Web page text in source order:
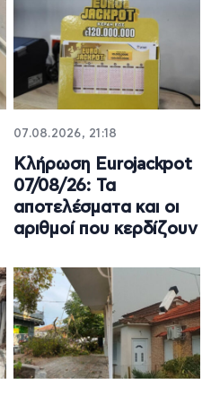
07.08.2026, 21:18
Κλήρωση Eurojackpot
07/08/26: Τα
αποτελέσματα και οι
αριθμοί που κερδίζουν